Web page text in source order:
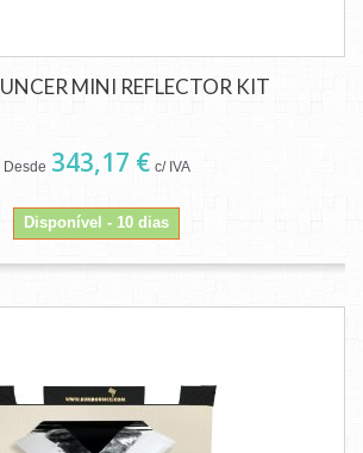
MINI REFLECTOR KIT
Desde 343,17 € c/ IVA
Disponível - 10 dias